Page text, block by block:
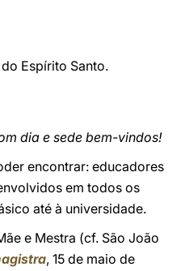
Espírito Santo.
dia e sede bem-vindos!
encontrar: educadores
em todos os
até à universidade.
e Mestra (cf. São João
, 15 de maio de